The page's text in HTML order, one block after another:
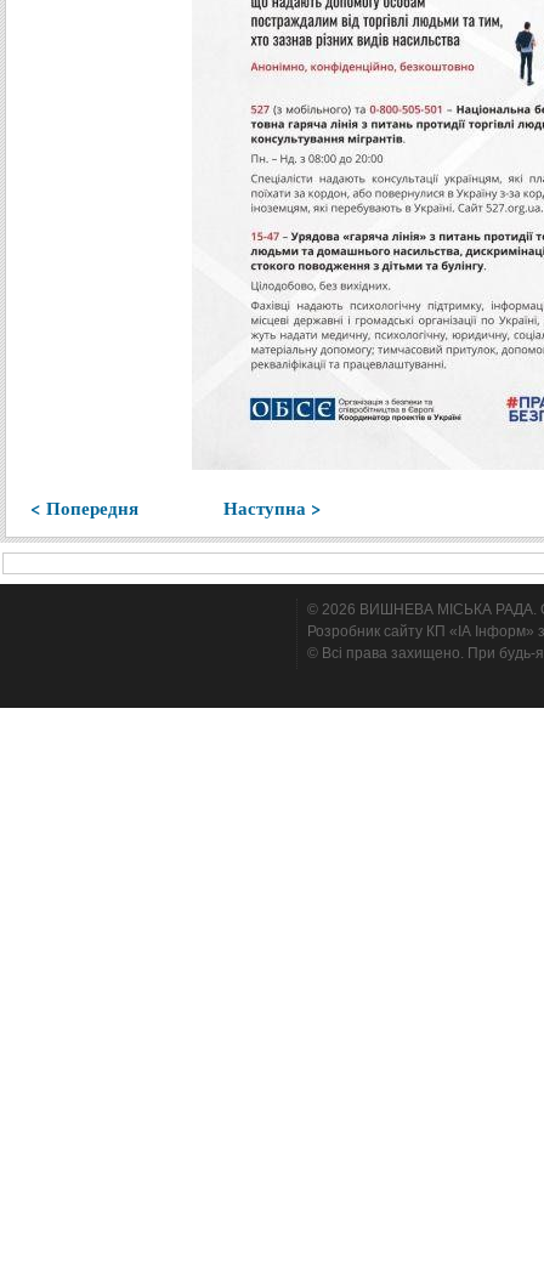
< Попередня Наступна >
© 2026 ВИШНЕВА МІСЬКА РАДА.
Розробник сайту КП «ІА Інформ»
© Всі права захищено. При будь-